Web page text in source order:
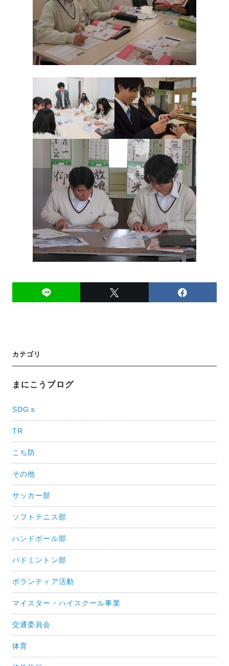
投
稿
ナ
ゲ
ー
シ
ョ
ン
カテゴリ
まにこうブログ
SDGｓ
TR
こち防
その他
サッカー部
ソフトテニス部
ハンドボール部
バドミントン部
ボランティア活動
マイスター・ハイスクール事業
交通委員会
体育